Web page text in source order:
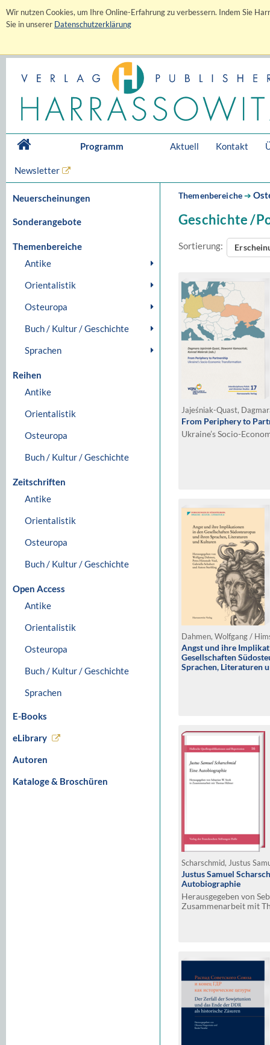
Wir nutzen Cookies, um Ihre Online-Erfahrung zu verbessern. Indem Sie
Sie in unserer Datenschutzerklärung
Programm Aktuell Kontakt
Newsletter
Neuerscheinungen
Sonderangebote
Themenbereiche
Antike
Orientalistik
Osteuropa
Buch / Kultur / Geschichte
Sprachen
Reihen
Antike
Orientalistik
Osteuropa
Buch / Kultur / Geschichte
Zeitschriften
Antike
Orientalistik
Osteuropa
Buch / Kultur / Geschichte
Open Access
Antike
Orientalistik
Osteuropa
Buch / Kultur / Geschichte
Sprachen
E-Books
eLibrary
Autoren
Kataloge & Broschüren
Themenbereiche➔
Geschichte /
Sortierung:
From Periphery to
Ukraine’s Socio-
Angst und ihre
Gesellschaften
Sprachen, Literaturen
Scharschmid, Justus
Justus Samuel
Autobiographie
Herausgegeben von
Zusammenarbeit mit